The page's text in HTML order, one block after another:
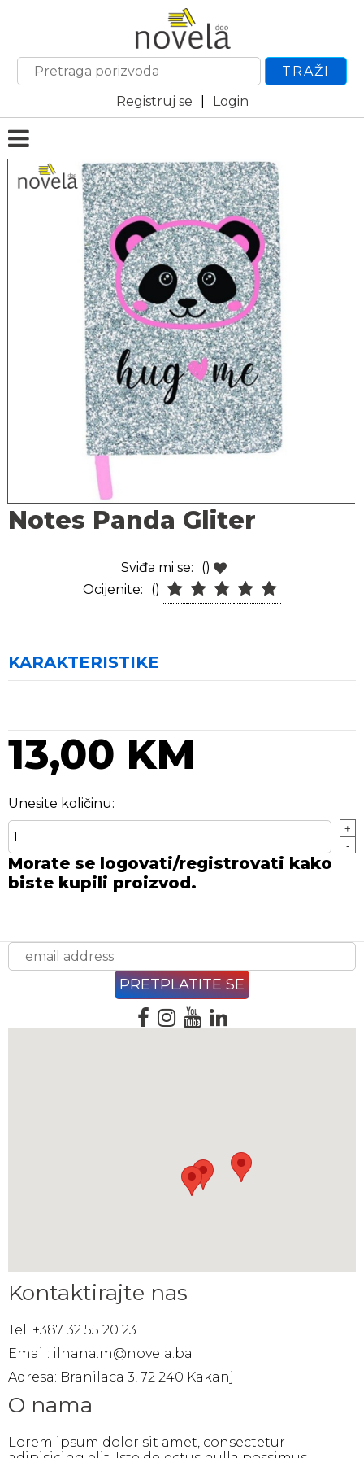
TRAŽI
Registruj se
Login
Notes Panda Gliter
Sviđa mi se:
()
Ocijenite:
()
KARAKTERISTIKE
13,00 KM
Unesite količinu:
+
-
Morate se logovati/registrovati kako
biste kupili proizvod.
Kontaktirajte nas
Tel: +387 32 55 20 23
Email: ilhana.m@novela.ba
Adresa: Branilaca 3, 72 240 Kakanj
O nama
Lorem ipsum dolor sit amet, consectetur